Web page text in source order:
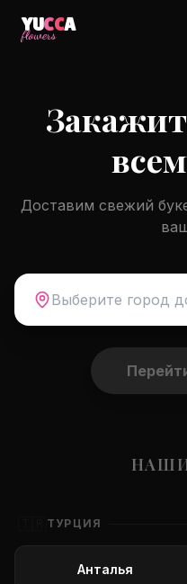
YUCCA
flowers
Доставим свежий
Выберите город
ТУРЦИЯ
Анталья